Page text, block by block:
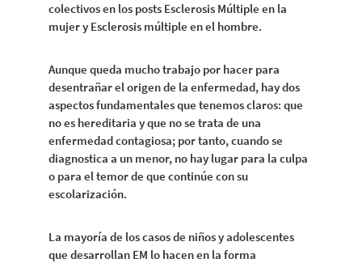
colectivos en los posts Esclerosis Múltiple en la
mujer y Esclerosis múltiple en el hombre.
Aunque queda mucho trabajo por hacer para
desentrañar el origen de la enfermedad, hay dos
aspectos fundamentales que tenemos claros: que
no es hereditaria y que no se trata de una
enfermedad contagiosa; por tanto, cuando se
diagnostica a un menor, no hay lugar para la culpa
o para el temor de que continúe con su
escolarización.
La mayoría de los casos de niños y adolescentes
que desarrollan EM lo hacen en la forma